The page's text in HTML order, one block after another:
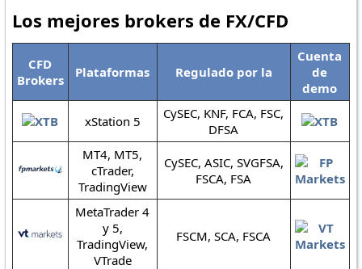
Los mejores brokers de FX/CFD
CFD
Brokers
Plataformas Regulado por la
Cuenta
de
demo
xStation 5
CySEC, KNF, FCA, FSC,
DFSA
MT4, MT5,
cTrader,
TradingView
CySEC, ASIC, SVGFSA,
FSCA, FSA
MetaTrader 4
y 5,
TradingView,
VTrade
FSCM, SCA, FSCA